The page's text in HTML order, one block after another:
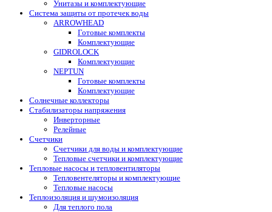
Унитазы и комплектующие
Система защиты от протечек воды
ARROWHEAD
Готовые комплекты
Комплектующие
GIDROLOCK
Комплектующие
NEPTUN
Готовые комплекты
Комплектующие
Солнечные коллекторы
Стабилизаторы напряжения
Инверторные
Релейные
Счетчики
Счетчики для воды и комплектующие
Тепловые счетчики и комплектующие
Тепловые насосы и тепловентиляторы
Тепловентеляторы и комплектующие
Тепловые насосы
Теплоизоляция и шумоизоляция
Для теплого пола